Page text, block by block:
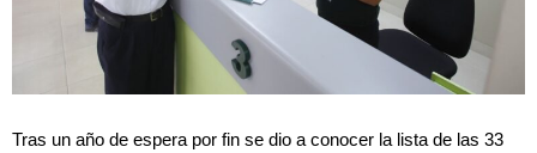
Tras un año de espera por fin se dio a conocer la lista de las 33